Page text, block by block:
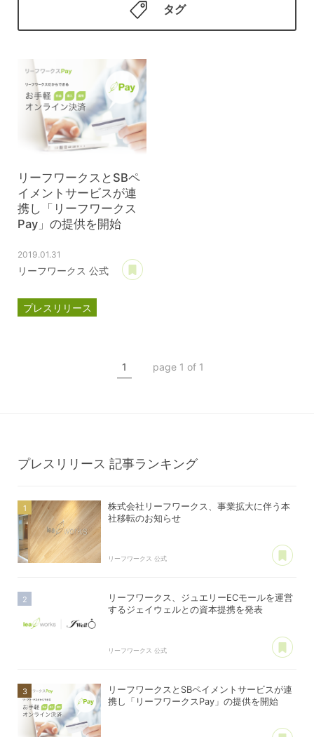
タグ
リーフワークスとSBペ
イメントサービスが連
携し「リーフワークス
Pay」の提供を開始
2019.01.31
リーフワークス 公式
プレスリリース
クレジットカード決済
1 page 1 of 1
プレスリリース 記事ランキング
株式会社リーフワークス、事業拡大に伴う本
社移転のお知らせ
リーフワークス 公式
リーフワークス、ジュエリーECモールを運営
するジェイウェルとの資本提携を発表
リーフワークス 公式
リーフワークスとSBペイメントサービスが連
携し「リーフワークスPay」の提供を開始